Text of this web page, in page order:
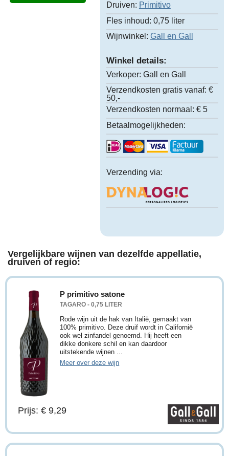
Druiven: Primitivo
Fles inhoud: 0,75 liter
Wijnwinkel: Gall en Gall
Winkel details:
Verkoper: Gall en Gall
Verzendkosten gratis vanaf: €
50,-
Verzendkosten normaal: € 5
Betaalmogelijkheden:
Verzending via:
Vergelijkbare wijnen van dezelfde appellatie,
druiven of regio:
P primitivo satone
TAGARO - 0,75 LITER
Rode wijn uit de hak van Italië, gemaakt van
100% primitivo. Deze druif wordt in Californië
ook wel zinfandel genoemd. Hij heeft een
dikke donkere schil en kan daardoor
uitstekende wijnen ...
Meer over deze wijn
Prijs: € 9,29